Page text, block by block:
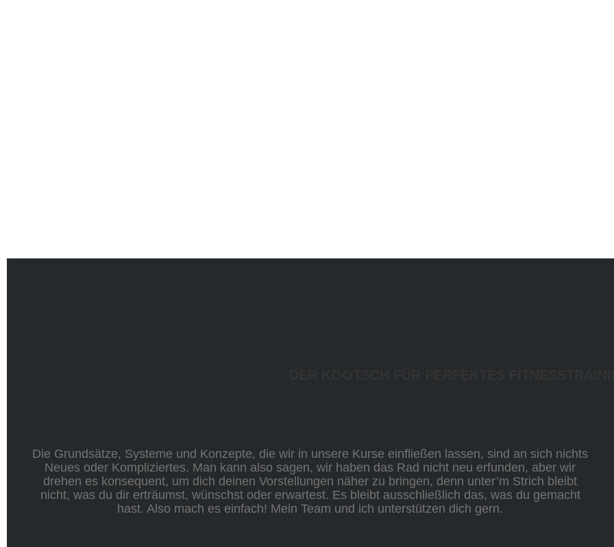
Die Grundsätze, Systeme und Konzepte, die wir in unsere Kurse einfließen lassen, sind an sich nichts
Neues oder Kompliziertes. Man kann also sagen, wir haben das Rad nicht neu erfunden, aber wir
drehen es konsequent, um dich deinen Vorstellungen näher zu bringen, denn unter’m Strich bleibt
nicht, was du dir erträumst, wünschst oder erwartest. Es bleibt ausschließlich das, was du gemacht
hast. Also mach es einfach! Mein Team und ich unterstützen dich gern.